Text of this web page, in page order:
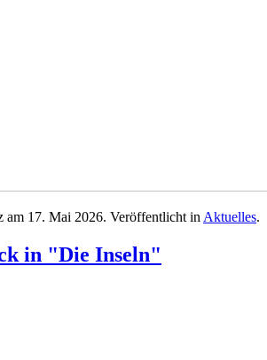
am 17. Mai 2026. Veröffentlicht in Aktuelles.
in "Die Inseln"